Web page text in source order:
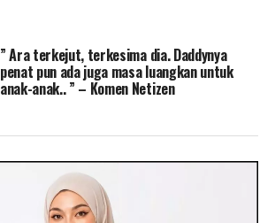
” Ara terkejut, terkesima dia. Daddynya
penat pun ada juga masa luangkan untuk
anak-anak.. ” – Komen Netizen